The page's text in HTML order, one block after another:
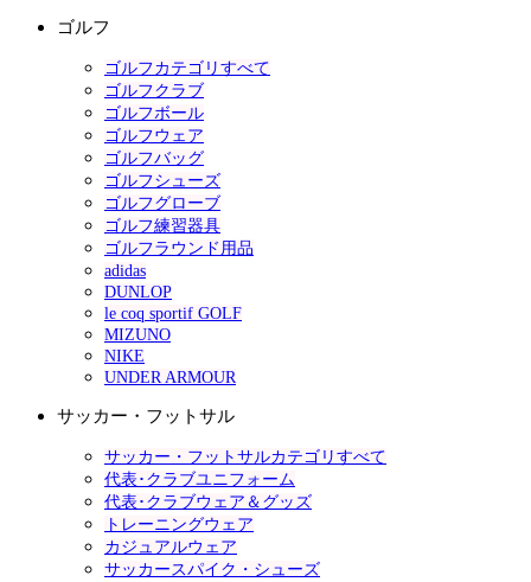
ゴルフ
ゴルフカテゴリすべて
ゴルフクラブ
ゴルフボール
ゴルフウェア
ゴルフバッグ
ゴルフシューズ
ゴルフグローブ
ゴルフ練習器具
ゴルフラウンド用品
adidas
DUNLOP
le coq sportif GOLF
MIZUNO
NIKE
UNDER ARMOUR
サッカー・フットサル
サッカー・フットサルカテゴリすべて
代表･クラブユニフォーム
代表･クラブウェア＆グッズ
トレーニングウェア
カジュアルウェア
サッカースパイク・シューズ